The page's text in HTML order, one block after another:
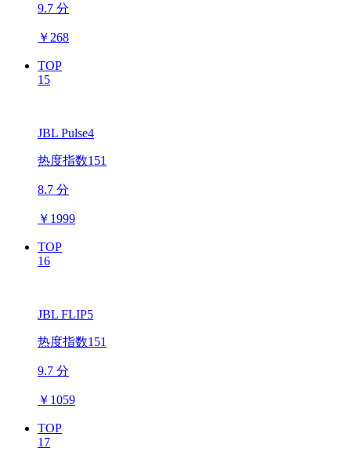
9.7 分
￥ 268
TOP
15
JBL Pulse4
热度指数151
8.7 分
￥ 1999
TOP
16
JBL FLIP5
热度指数151
9.7 分
￥ 1059
TOP
17